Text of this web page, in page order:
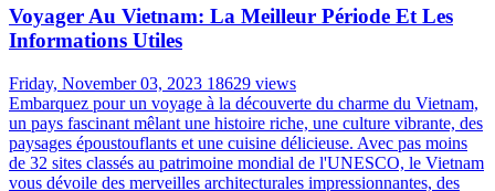
Voyager Au Vietnam: La Meilleur Période Et Les
Informations Utiles
Friday, November 03, 2023 18629 views
Embarquez pour un voyage à la découverte du charme du Vietnam,
un pays fascinant mêlant une histoire riche, une culture vibrante, des
paysages époustouflants et une cuisine délicieuse. Avec pas moins
de 32 sites classés au patrimoine mondial de l'UNESCO, le Vietnam
vous dévoile des merveilles architecturales impressionnantes, des